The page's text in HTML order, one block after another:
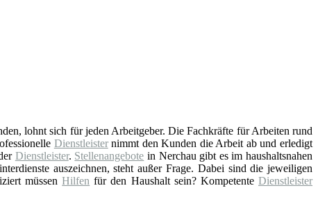
lohnt sich für jeden Arbeitgeber. Die Fachkräfte für Arbeiten rund
Dienstleisternimmt den Kunden die Arbeit ab und erledigt
Dienstleister. Stellenangebote in Nerchau gibt es im haushaltsnahen
auszeichnen, steht außer Frage. Dabei sind die jeweiligen
müssenHilfen für den Haushalt sein? KompetenteDienstleister